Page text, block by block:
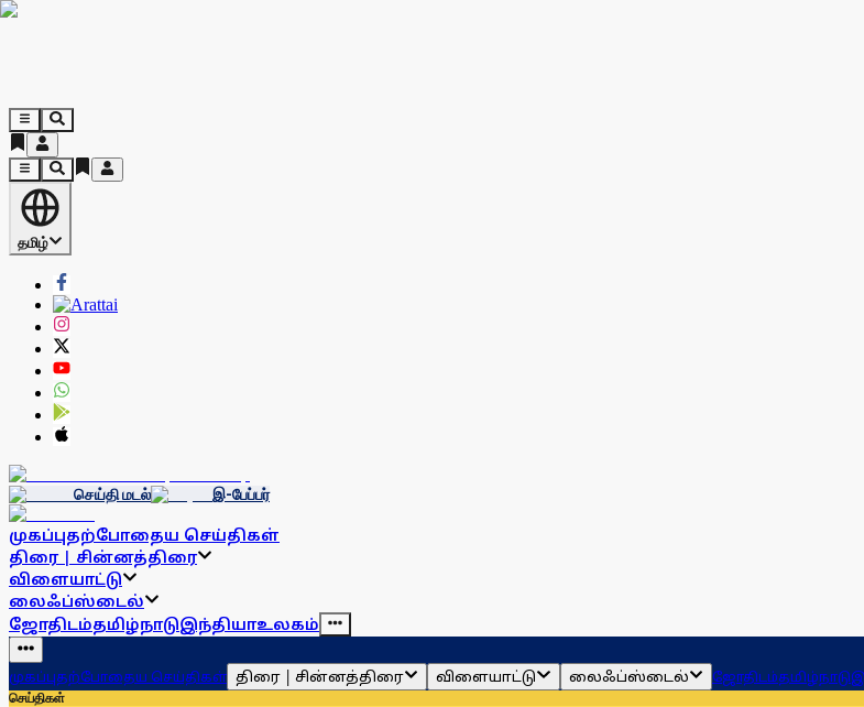
தமிழ்
செய்தி மடல் இ-பேப்பர்
முகப்புதற்போதைய செய்திகள்
திரை | சின்னத்திரை
விளையாட்டு
லைஃப்ஸ்டைல்
ஜோதிடம்தமிழ்நாடுஇந்தியாஉலகம்
முகப்புதற்போதைய செய்திகள் திரை | சின்னத்திரை விளையாட்டு லைஃப்ஸ்டைல் ஜோதிடம்தமிழ்நாடு
செய்திகள்